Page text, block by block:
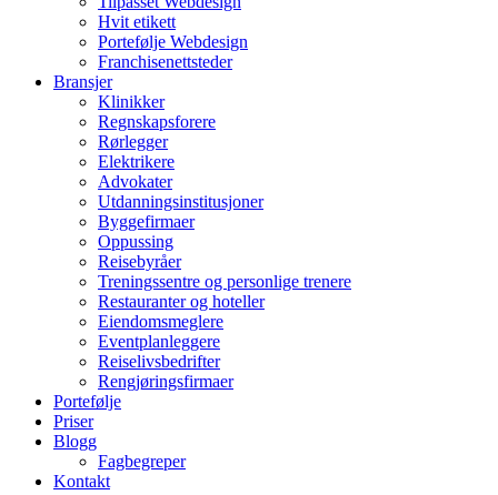
Hvit etikett
Portefølje Webdesign
Franchisenettsteder
Bransjer
Klinikker
Regnskapsforere
Rørlegger
Elektrikere
Advokater
Utdanningsinstitusjoner
Byggefirmaer
Oppussing
Reisebyråer
Treningssentre og personlige trenere
Restauranter og hoteller
Eiendomsmeglere
Eventplanleggere
Reiselivsbedrifter
Rengjøringsfirmaer
Portefølje
Priser
Blogg
Fagbegreper
Kontakt